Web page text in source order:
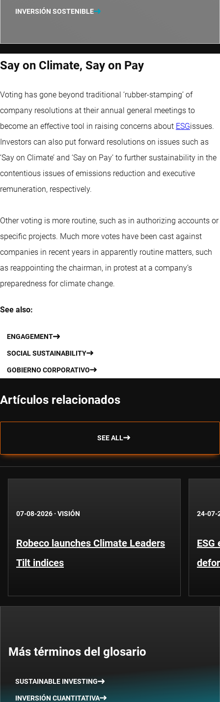
INVERSIÓN SOSTENIBLE
Say on Climate, Say on Pay
Voting has gone beyond traditional ‘rubber-stamping’ of
company resolutions at their annual general meetings to
become an effective tool in raising concerns about ESGissues.
Investors can also put forward resolutions on issues such as
‘Say on Climate’ and ‘Say on Pay’ to further sustainability in the
contentious issues of emissions reduction and executive
remuneration, respectively.
Other voting is more routine, such as in authorizing accounts or
specific projects. Much more votes have been cast against
companies in recent years in apparently routine matters, such
as reappointing the chairman, in protest at a company’s
preparedness for climate change.
See also:
ENGAGEMENT
SOCIAL SUSTAINABILITY
GOBIERNO CORPORATIVO
Artículos relacionados
SEE ALL
07-08-2026 · VISIÓN
Robeco launches Climate Leaders
Tilt indices
24-07-
Más términos del glosario
SUSTAINABLE INVESTING
INVERSIÓN CUANTITATIVA